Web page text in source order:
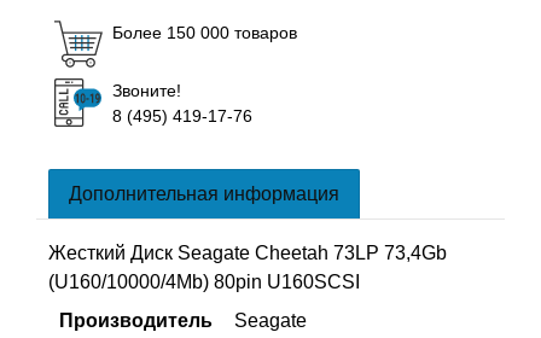
Более 150 000 товаров
Звоните!
8 (495) 419-17-76
Дополнительная информация
Жесткий Диск Seagate Cheetah 73LP 73,4Gb
(U160/10000/4Mb) 80pin U160SCSI
Производитель
Seagate